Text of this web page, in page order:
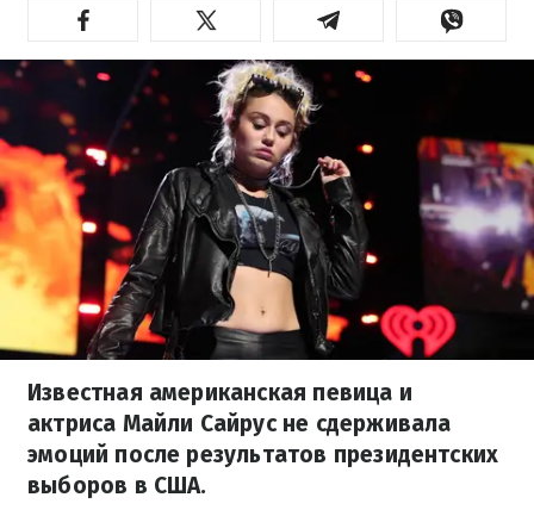
Известная американская певица и
актриса Майли Сайрус не сдерживала
эмоций после результатов президентских
выборов в США.